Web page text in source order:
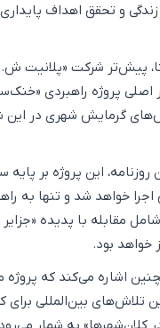
و تحقق اهداف
پیش‌تر شرکت «پلانیت
اصلی پروژه راهبردی
گرمایش شهری در این
این پروژه بر پایه
خواهد شد و تنها به
مقابله با پدیده
خواهد بود.
اشاره می‌کند که پروژه
تلاش‌های بین‌المللی